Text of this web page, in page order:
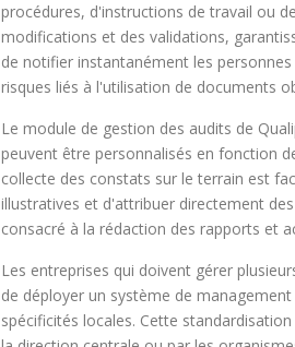
procédures, d'instructions de travail ou
modifications et des validations,
de notifier instantanément les
risques liés à l'utilisation de documents
Le module de gestion des audits de
peuvent être personnalisés en fonction
collecte des constats sur le terrain est
illustratives et d'attribuer directement
consacré à la rédaction des rapports et
Les entreprises qui doivent gérer
de déployer un système de
spécificités locales. Cette